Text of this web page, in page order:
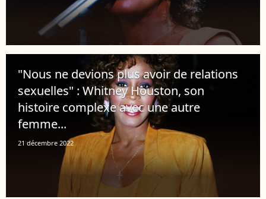
"Nous ne devions plus avoir de relations
sexuelles" : Whitney Houston, son
histoire complexe avec une autre
femme...
21 décembre 2022